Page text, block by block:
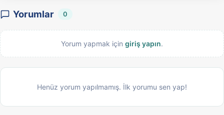
Yorumlar 0
Yorum yapmak için giriş yapın.
Henüz yorum yapılmamış. İlk yorumu sen yap!